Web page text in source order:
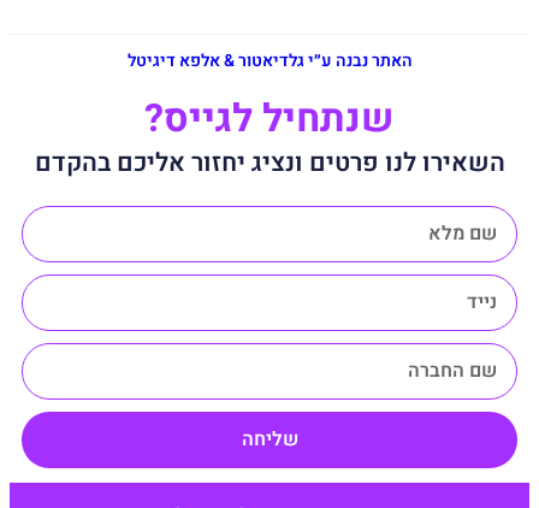
האתר נבנה ע״י גלדיאטור & אלפא דיגיטל
שנתחיל לגייס?
השאירו לנו פרטים ונציג יחזור אליכם בהקדם
שליחה